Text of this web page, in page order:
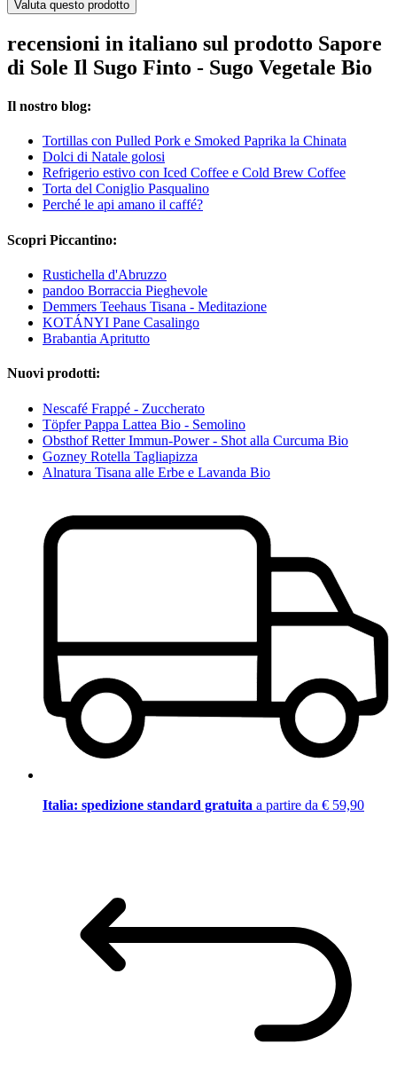
Valuta questo prodotto
recensioni in italiano sul prodotto Sapore
di Sole Il Sugo Finto - Sugo Vegetale Bio
Il nostro blog:
Tortillas con Pulled Pork e Smoked Paprika la Chinata
Dolci di Natale golosi
Refrigerio estivo con Iced Coffee e Cold Brew Coffee
Torta del Coniglio Pasqualino
Perché le api amano il caffé?
Scopri Piccantino:
Rustichella d'Abruzzo
pandoo Borraccia Pieghevole
Demmers Teehaus Tisana - Meditazione
KOTÁNYI Pane Casalingo
Brabantia Apritutto
Nuovi prodotti:
Nescafé Frappé - Zuccherato
Töpfer Pappa Lattea Bio - Semolino
Obsthof Retter Immun-Power - Shot alla Curcuma Bio
Gozney Rotella Tagliapizza
Alnatura Tisana alle Erbe e Lavanda Bio
Italia: spedizione standard gratuita a partire da € 59,90